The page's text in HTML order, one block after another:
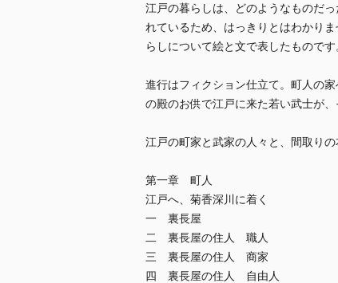
江戸の暮らしは、どのようなものだ
れているため、はっきりとはわかり
らしについて絵と文で表したものです
進行はフィクション仕立て。町人の
の殿のお供で江戸に来た若い武士が
江戸の町家と武家の人々と、間取り
第一章 町人
江戸へ、菊香深川に着く
一 裏長屋
二 裏長屋の住人 職人
三 裏長屋の住人 商家
四 裏長屋の住人 自由人